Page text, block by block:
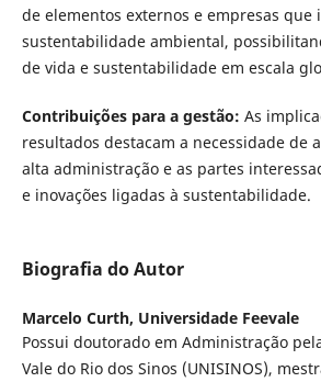
de elementos externos e empresas que
sustentabilidade ambiental,
de vida e sustentabilidade em escala
Contribuições para a gestão: As
resultados destacam a necessidade de
alta administração e as partes
e inovações ligadas à sustentabilidade.
Biografia do Autor
Marcelo Curth, Universidade Feevale
Possui doutorado em Administração
Vale do Rio dos Sinos (UNISINOS),